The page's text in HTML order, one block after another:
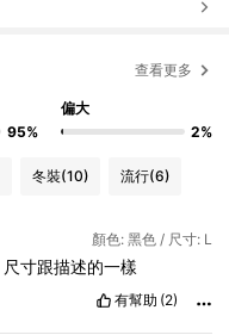
查看更多
95%
偏大
2%
冬裝(10) 流行(6)
顏色: 黑色 / 尺寸: L
尺寸跟描述的一樣
有幫助 (2)